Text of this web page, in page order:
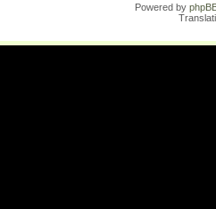
Powered by